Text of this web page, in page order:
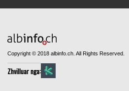
Copyright © 2018 albinfo.ch. All Rights Reserved.
Zhvilluar nga: